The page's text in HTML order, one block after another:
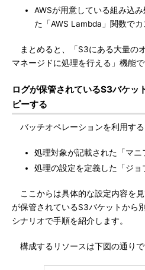
AWSが用意している組み込
た「AWS Lambda」関数で
まとめると、「S3にある大量の
マネージドに処理を行える」機能で
ログが保管されているS3バケッ
ピーする
バッチオペレーションを利用する
処理対象が記載された「マ
処理の設定を定義した「ジョ
ここからは具体的な設定内容を
が保管されているS3バケットから
シナリオで手順を紹介します。
構成するリソースは下図の通りで